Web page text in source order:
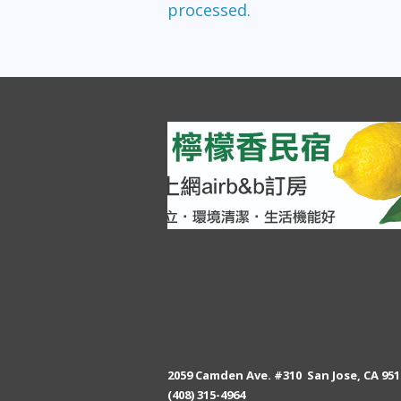
processed.
2059 Camden Ave. #310 San Jose, CA
(408) 315-4964